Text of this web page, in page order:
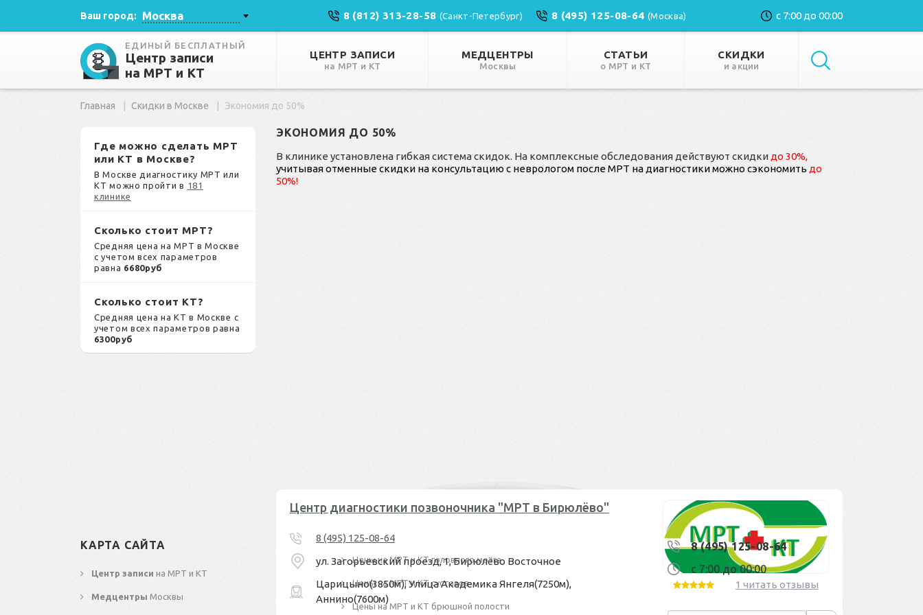
Ваш город: Москва 8 (812) 313-28-58 (Санкт-Петербург) 8 (495) 125-08-64(Москва) с 7:00 до 00:00
ЕДИНЫЙ БЕСПЛАТНЫЙ
Центр записи
на МРТ и КТ
ЦЕНТР ЗАПИСИ
на МРТ и КТ
МЕДЦЕНТРЫ
Москвы
СТАТЬИ
о МРТ и КТ
СКИДКИ
и акции
Главная Скидки в Москве Экономия до 50%
Где можно сделать МРТ
или КТ в Москве?
В Москве диагностику МРТ или
КТ можно пройти в 181
клинике
Сколько стоит МРТ?
Средняя цена на МРТ в Москве
с учетом всех параметров
равна 6680руб
Сколько стоит КТ?
Средняя цена на КТ в Москве с
учетом всех параметров равна
6300руб
ЭКОНОМИЯ ДО 50%
В клинике установлена гибкая система скидок. На комплексные обследования действуют скидки до 30%,
учитывая отменные скидки на консультацию с неврологом после МРТ на диагностики можно сэкономить до
50%!
Центр диагностики позвоночника "МРТ в Бирюлёво"
8 (495) 125-08-64
ул. Загорьевский проезд, 1, Бирюлёво Восточное
Царицыно(3850м), Улица Академика Янгеля(7250м),
Аннино(7600м)
1 читать отзывы
КАРТА САЙТА
Центр записи на МРТ и КТ
Медцентры Москвы
Цены на МРТ и КТ головного мозга
Цены на МРТ и КТ суставов
Цены на МРТ и КТ брюшной полости
8 (495) 125-08-64
с 7:00 до 00:00